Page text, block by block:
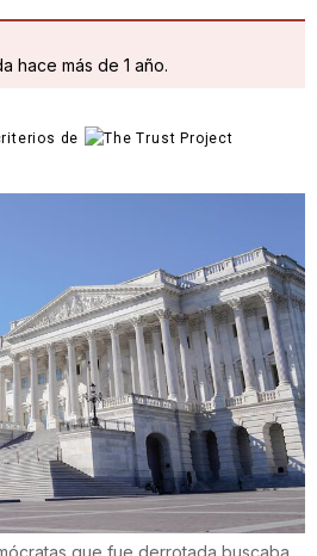
hace más de 1 año.
de